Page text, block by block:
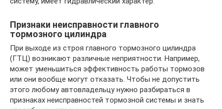
Признаки неисправности главного
тормозного цилиндра
При выходе из строя главного тормозного цилиндра
(ГТЦ) возникают различные неприятности. Например,
может уменьшиться эффективность работы тормозов
или они вообще могут отказать. Чтобы не допустить
этого любому автовладельцу нужно разбираться в
признаках неисправностей тормозной системы и знать